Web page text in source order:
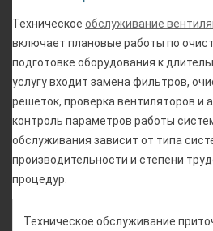
Техническое обслуживание
включает плановые работы по
подготовке оборудования к
услугу входит замена фильтров,
решеток, проверка вентиляторов и
контроль параметров работы
обслуживания зависит от типа
производительности и степени
процедур.
Техническое обслуживание